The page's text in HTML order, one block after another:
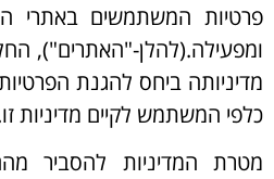
פרטיות המשתמשים באתרי
ומפעילה.(להלן-"האתרים"),
מדיניותה ביחס להגנת
כלפי המשתמש לקיים מדיניות
מטרת המדיניות להסביר